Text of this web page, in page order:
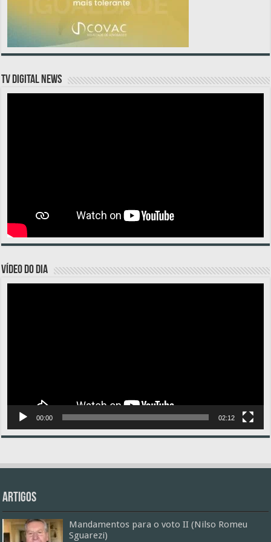
TV DIGITAL NEWS
VÍDEO DO DIA
00:00 02:12
Artigos
Mandamentos para o voto II (Nilso Romeu
Sguarezi)